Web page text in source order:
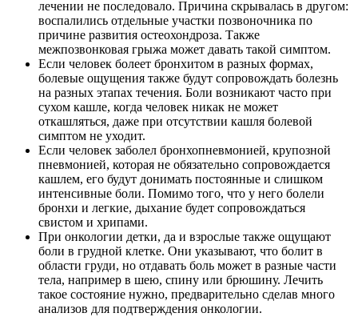
лечении не последовало. Причина скрывалась в другом:
воспалились отдельные участки позвоночника по
причине развития остеохондроза. Также
межпозвонковая грыжа может давать такой симптом.
Если человек болеет бронхитом в разных формах,
болевые ощущения также будут сопровождать болезнь
на разных этапах течения. Боли возникают часто при
сухом кашле, когда человек никак не может
откашляться, даже при отсутствии кашля болевой
симптом не уходит.
Если человек заболел бронхопневмонией, крупозной
пневмонией, которая не обязательно сопровождается
кашлем, его будут донимать постоянные и слишком
интенсивные боли. Помимо того, что у него болели
бронхи и легкие, дыхание будет сопровождаться
свистом и хрипами.
При онкологии детки, да и взрослые также ощущают
боли в грудной клетке. Они указывают, что болит в
области груди, но отдавать боль может в разные части
тела, например в шею, спину или брюшину. Лечить
такое состояние нужно, предварительно сделав много
анализов для подтверждения онкологии.